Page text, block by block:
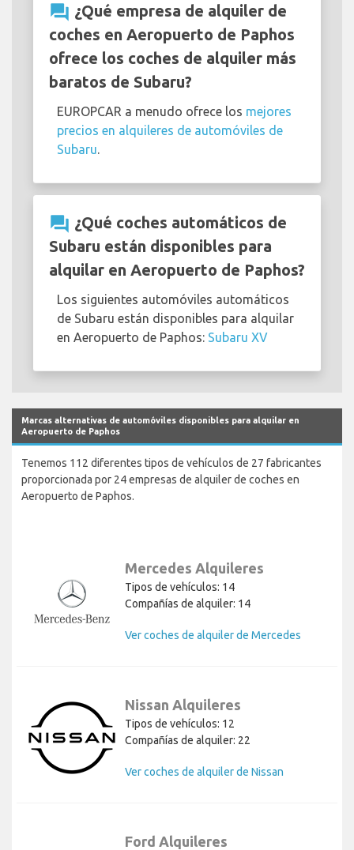
question_answer ¿Qué empresa de alquiler de
coches en Aeropuerto de Paphos
ofrece los coches de alquiler más
baratos de Subaru?
EUROPCAR a menudo ofrece los mejores
precios en alquileres de automóviles de
Subaru.
question_answer ¿Qué coches automáticos de
Subaru están disponibles para
alquilar en Aeropuerto de Paphos?
Los siguientes automóviles automáticos
de Subaru están disponibles para alquilar
en Aeropuerto de Paphos: Subaru XV
Marcas alternativas de automóviles disponibles para alquilar en
Aeropuerto de Paphos
Tenemos 112 diferentes tipos de vehículos de 27 fabricantes
proporcionada por 24 empresas de alquiler de coches en
Aeropuerto de Paphos.
Mercedes Alquileres
Tipos de vehículos: 14
Compañías de alquiler: 14
Ver coches de alquiler de Mercedes
Nissan Alquileres
Tipos de vehículos: 12
Compañías de alquiler: 22
Ver coches de alquiler de Nissan
Ford Alquileres